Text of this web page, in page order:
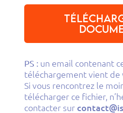
PS : un email contenant
téléchargement vient de
Si vous rencontrez le
télécharger ce fichier,
contacter sur